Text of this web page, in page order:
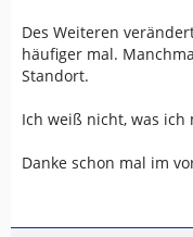
Des Weiteren
häufiger mal.
Standort.
Ich weiß nicht, was
Danke schon mal im